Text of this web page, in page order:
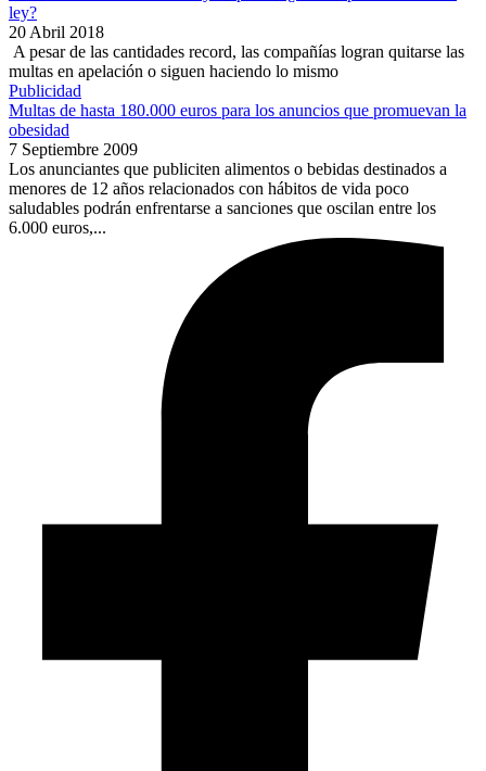
ley?
20 Abril 2018
A pesar de las cantidades record, las compañías logran quitarse las
multas en apelación o siguen haciendo lo mismo
Publicidad
Multas de hasta 180.000 euros para los anuncios que promuevan la
obesidad
7 Septiembre 2009
Los anunciantes que publiciten alimentos o bebidas destinados a
menores de 12 años relacionados con hábitos de vida poco
saludables podrán enfrentarse a sanciones que oscilan entre los
6.000 euros,...